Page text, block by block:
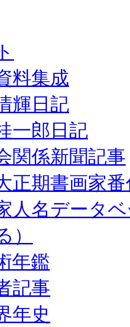
料集成
輝日記
一郎日記
関係新聞記事
正期書画家
人名データ
）
年鑑
記事
年史